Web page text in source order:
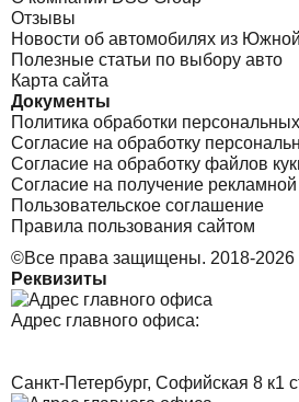
Отзывы
Новости об автомобилях из
Полезные статьи по выбору авто
Карта сайта
Документы
Политика обработки
Согласие на обработку
Согласие на обработку файлов
Согласие на получение
Пользовательское соглашение
Правила пользования сайтом
©Все права защищены. 2018-2026
Реквизиты
Адрес главного офиса:
Санкт-Петербург, Софийская 8 к1